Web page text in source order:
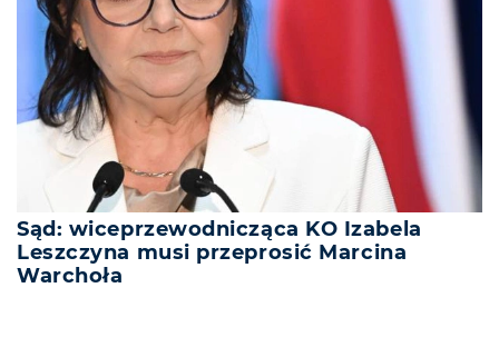
Sąd: wiceprzewodnicząca KO Izabela
Leszczyna musi przeprosić Marcina
Warchoła